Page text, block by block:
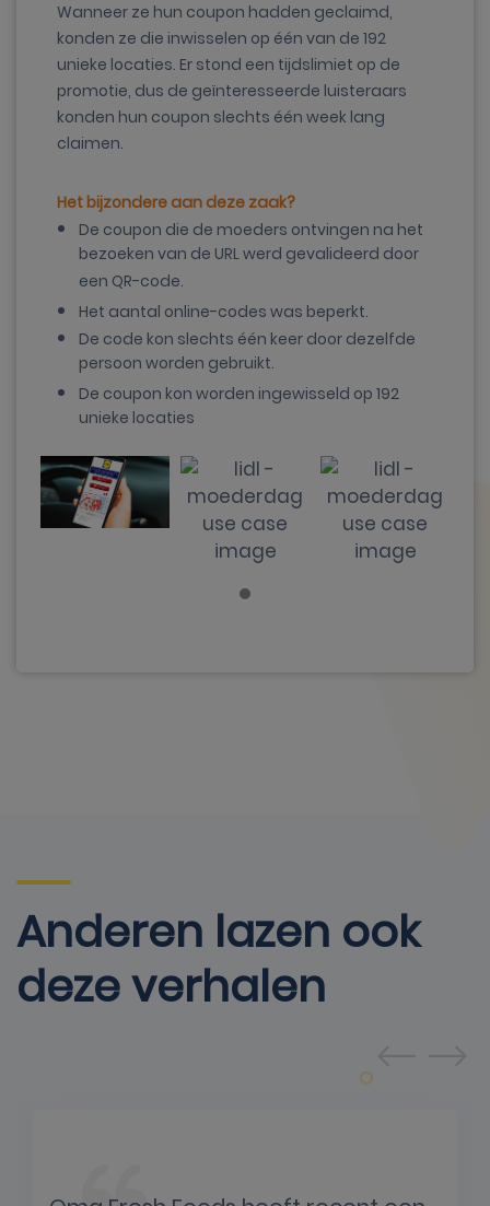
Wanneer ze hun coupon hadden geclaimd,
konden ze die inwisselen op één van de 192
unieke locaties. Er stond een tijdslimiet op de
promotie, dus de geïnteresseerde luisteraars
konden hun coupon slechts één week lang
claimen.
Het bijzondere aan deze zaak?
De coupon die de moeders ontvingen na het
bezoeken van de URL werd gevalideerd door
een QR-code.
Het aantal online-codes was beperkt.
De code kon slechts één keer door dezelfde
persoon worden gebruikt.
De coupon kon worden ingewisseld op 192
unieke locaties
Anderen lazen ook
deze verhalen